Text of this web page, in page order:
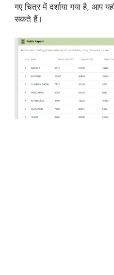
गए चित्र में दर्शाया गया है, आप
सकते हैं।